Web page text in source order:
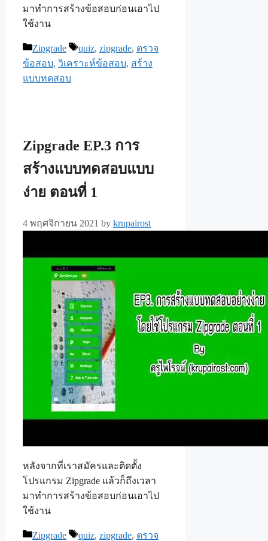
มาทำการสร้างข้อสอบก่อนเอาไป
ใช้งาน
Categories
Zipgrade Tags
quiz, zipgrade, ตรวจ
ข้อสอบ, วิเคราะห์ข้อสอบ, สร้าง
แบบทดสอบ
Zipgrade EP.3 การ
สร้างแบบทดสอบแบบ
ง่าย ตอนที่ 1
4 พฤศจิกายน 2021 by krupairost
หลังจากที่เราสมัครและติดตั้ง
โปรแกรม Zipgrade แล้วก็ถึงเวลา
มาทำการสร้างข้อสอบก่อนเอาไป
ใช้งาน
Categories
Zipgrade Tags
quiz, zipgrade, ตรวจ